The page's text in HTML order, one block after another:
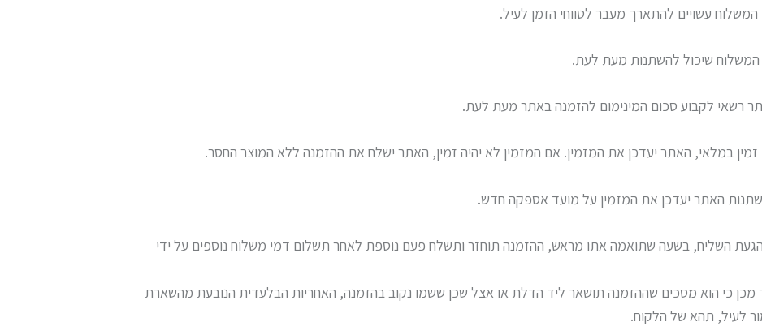
המשלוח עשויים להתארך מעבר לטווחי הזמן לעיל.
שיכול להשתנות מעת לעת.
רשאי לקבוע סכום המינימום להזמנה באתר מעת לעת.
במלאי, האתר יעדכן את המזמין. אם המזמין לא יהיה זמין, האתר ישלח את ההזמנה ללא המוצר החסר.
האתר יעדכן את המזמין על מועד אספקה חדש.
הגעת השליח, בשעה שתואמה אתו מראש, ההזמנה תוחזר ותשלח פעם נוספת לאחר תשלום דמי משלוח נוספים על ידי
מכן כי הוא מסכים שההזמנה תושאר ליד הדלת או אצל שכן ששמו נקוב בהזמנה, האחריות הבלעדית הנובעת מהשארת
לעיל, תהא של הלקוח.